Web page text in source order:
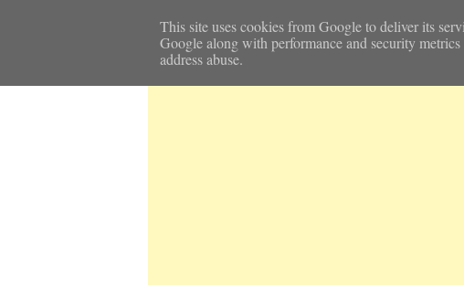
This site uses cookies from Google to deliver its
Google along with performance and security
address abuse.